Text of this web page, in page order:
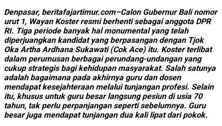
Denpasar, beritafajartimur.com–Calon Gubernur Bali nomor
urut 1, Wayan Koster resmi berhenti sebagai anggota DPR
RI. Tiga periode banyak hal monumental yang telah
diperjuangkan kandidat yang berpasangan dengan Tjok
Oka Artha Ardhana Sukawati (Cok Ace) itu. Koster terlibat
dalam perumusan berbagai perundang-undangan yang
cukup strategis bagi kehidupan masyarakat. Salah satunya
adalah bagaimana pada akhirnya guru dan dosen
mendapat kesejahteraan melalui tunjangan profesi. Selain
itu, khusus untuk guru besar langsung pesiun di usia 70
tahun, tak perlu perpanjangan seperti sebelumnya. Guru
besar juga mendapat tunjangan dua kali lipat dari pokok.